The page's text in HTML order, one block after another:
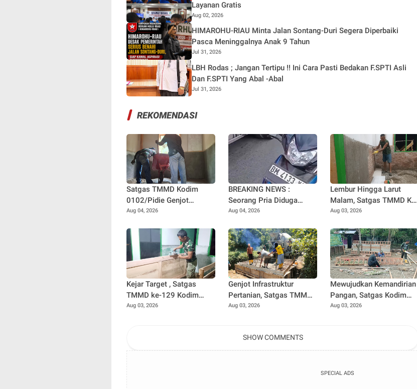
Layanan Gratis
Aug 02, 2026
HIMAROHU-RIAU Minta Jalan Sontang-Duri Segera Diperbaiki
Pasca Meninggalnya Anak 9 Tahun
Jul 31, 2026
LBH Rodas ; Jangan Tertipu !! Ini Cara Pasti Bedakan F.SPTI Asli
Dan F.SPTI Yang Abal -Abal
Jul 31, 2026
REKOMENDASI
Satgas TMMD Kodim
0102/Pidie Genjot
Pembangunan RTLH
65 Persen
Aug 04, 2026
BREAKING NEWS :
Seorang Pria Diduga
Terjun dari Jembatan
Sepeda Motor Ditinggal di
Lokasi
Aug 04, 2026
Lembur Hingga Larut
Malam, Satgas TMMD Ke-
129 Kebut Penyelesaian
Aug 03, 2026
Kejar Target , Satgas
TMMD ke-129 Kodim
0102/Pidie Lembur
Aug 03, 2026
Genjot Infrastruktur
Pertanian, Satgas TMMD
Ke-129 Kebut Pengecoran
Aug 03, 2026
Mewujudkan Kemandirian
Pangan, Satgas Kodim
0102/Pidie Bangun
Aug 03, 2026
SHOW COMMENTS
SPECIAL ADS